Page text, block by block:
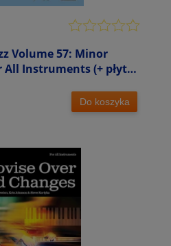
Volume 57: Minor
All Instruments (+ płyta
Do koszyka